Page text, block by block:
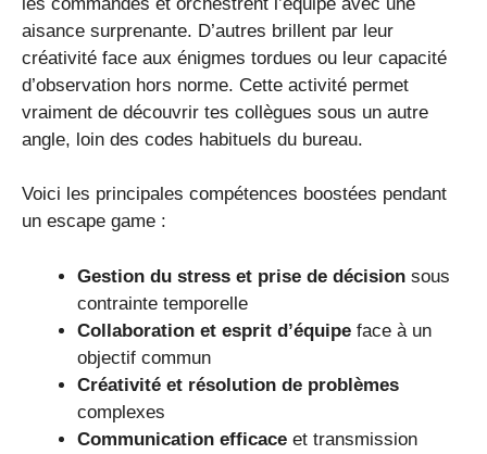
aisance surprenante. D’autres brillent par leur
créativité face aux énigmes tordues ou leur capacité
d’observation hors norme. Cette activité permet
vraiment de découvrir tes collègues sous un autre
angle, loin des codes habituels du bureau.
Voici les principales compétences boostées pendant
un escape game :
Gestion du stress et prise de décision sous
contrainte temporelle
Collaboration et esprit d’équipe face à un
objectif commun
Créativité et résolution de problèmes
complexes
Communication efficace et transmission